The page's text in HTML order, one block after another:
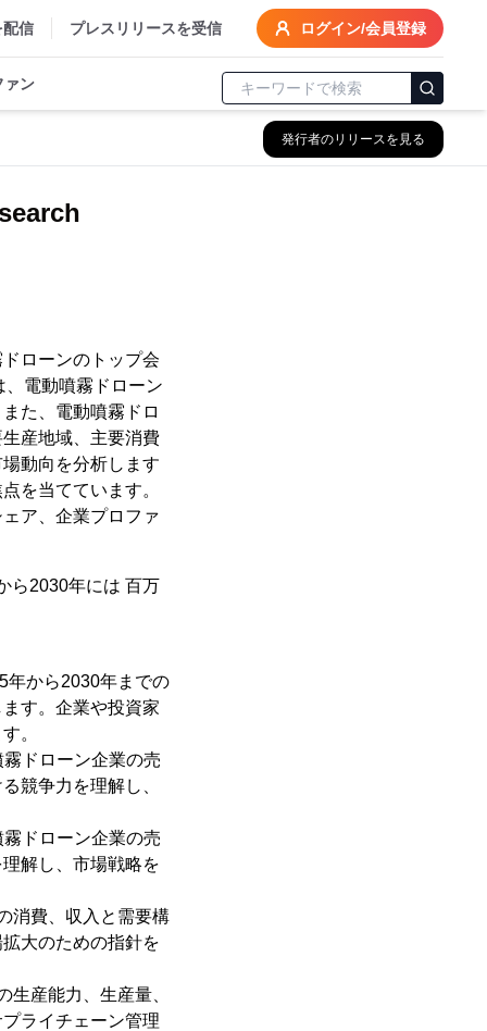
配信 プレスリリースを受信 ログイン/会員登録
ァン
発行者のリリースを見る
ローンのトップ会
電動噴霧ドローン
た、電動噴霧ドロ
産地域、主要消費
動向を分析します
を当てています。
ア、企業プロファ
ら2030年には 百万
年から2030年までの
す。企業や投資家
。
ドローン企業の売
競争力を理解し、
ドローン企業の売
解し、市場戦略を
消費、収入と需要構
大のための指針を
生産能力、生産量、
ライチェーン管理